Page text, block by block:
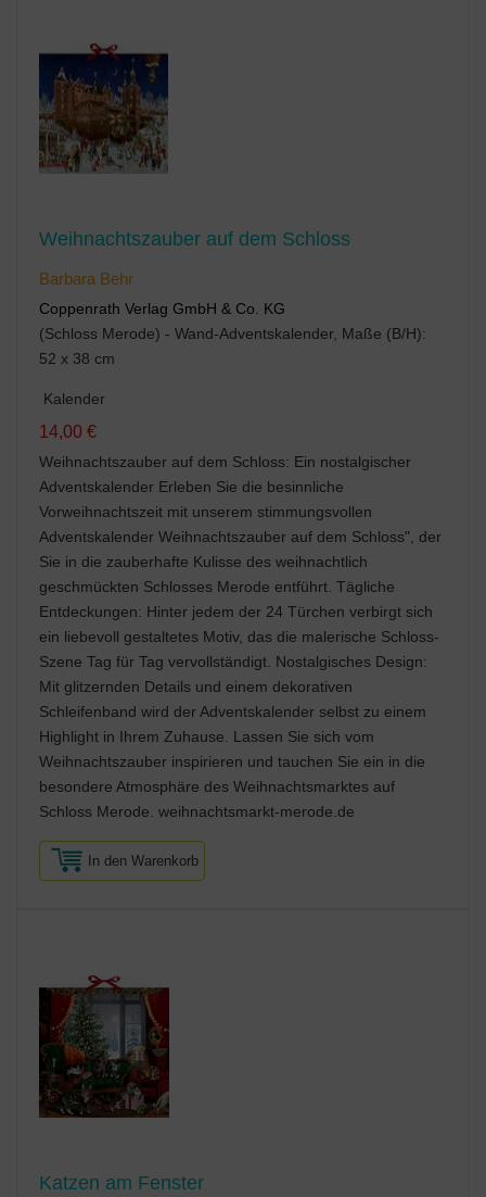
Weihnachtszauber auf dem Schloss
Barbara Behr
Coppenrath Verlag GmbH & Co. KG
(Schloss Merode) - Wand-Adventskalender, Maße (B/H):
52 x 38 cm
Kalender
14,00 €
Weihnachtszauber auf dem Schloss: Ein nostalgischer
Adventskalender Erleben Sie die besinnliche
Vorweihnachtszeit mit unserem stimmungsvollen
Adventskalender Weihnachtszauber auf dem Schloss", der
Sie in die zauberhafte Kulisse des weihnachtlich
geschmückten Schlosses Merode entführt. Tägliche
Entdeckungen: Hinter jedem der 24 Türchen verbirgt sich
ein liebevoll gestaltetes Motiv, das die malerische Schloss-
Szene Tag für Tag vervollständigt. Nostalgisches Design:
Mit glitzernden Details und einem dekorativen
Schleifenband wird der Adventskalender selbst zu einem
Highlight in Ihrem Zuhause. Lassen Sie sich vom
Weihnachtszauber inspirieren und tauchen Sie ein in die
besondere Atmosphäre des Weihnachtsmarktes auf
Schloss Merode. weihnachtsmarkt-merode.de
In den Warenkorb
Katzen am Fenster